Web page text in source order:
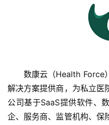
首
页
数康云（Health Force
解决方案提供商，为私立医
公司基于SaaS提供软件、
企、服务商、监管机构、保